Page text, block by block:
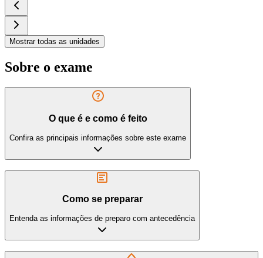
Mostrar todas as unidades
Sobre o exame
O que é e como é feito
Confira as principais informações sobre este exame
Como se preparar
Entenda as informações de preparo com antecedência